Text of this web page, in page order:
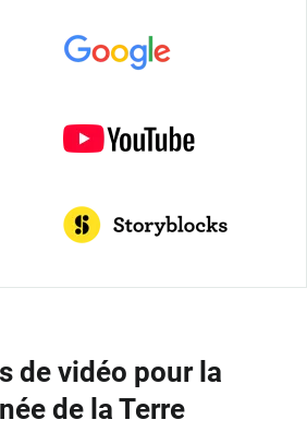
de vidéo pour la
de la Terre